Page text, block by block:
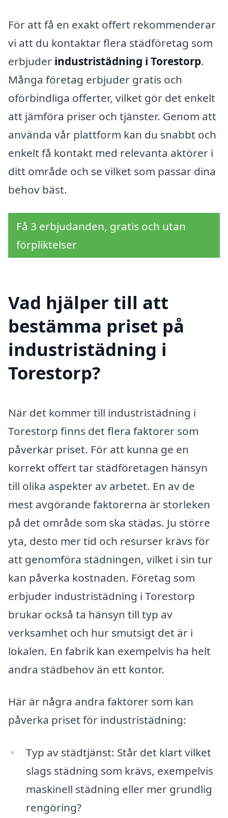
För att få en exakt offert rekommenderar
vi att du kontaktar flera städföretag som
erbjuder industristädning i Torestorp.
Många företag erbjuder gratis och
oförbindliga offerter, vilket gör det enkelt
att jämföra priser och tjänster. Genom att
använda vår plattform kan du snabbt och
enkelt få kontakt med relevanta aktörer i
ditt område och se vilket som passar dina
behov bäst.
Få 3 erbjudanden, gratis och utan
förpliktelser
Vad hjälper till att
bestämma priset på
industristädning i
Torestorp?
När det kommer till industristädning i
Torestorp finns det flera faktorer som
påverkar priset. För att kunna ge en
korrekt offert tar städföretagen hänsyn
till olika aspekter av arbetet. En av de
mest avgörande faktorerna är storleken
på det område som ska städas. Ju större
yta, desto mer tid och resurser krävs för
att genomföra städningen, vilket i sin tur
kan påverka kostnaden. Företag som
erbjuder industristädning i Torestorp
brukar också ta hänsyn till typ av
verksamhet och hur smutsigt det är i
lokalen. En fabrik kan exempelvis ha helt
andra städbehov än ett kontor.
Här är några andra faktorer som kan
påverka priset för industristädning:
Typ av städtjänst: Står det klart vilket
slags städning som krävs, exempelvis
maskinell städning eller mer grundlig
rengöring?